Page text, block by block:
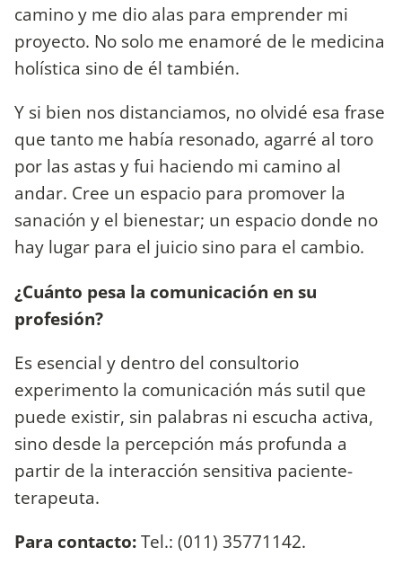
camino y me dio alas para emprender mi
proyecto. No solo me enamoré de le medicina
holística sino de él también.
Y si bien nos distanciamos, no olvidé esa frase
que tanto me había resonado, agarré al toro
por las astas y fui haciendo mi camino al
andar. Cree un espacio para promover la
sanación y el bienestar; un espacio donde no
hay lugar para el juicio sino para el cambio.
¿Cuánto pesa la comunicación en su
profesión?
Es esencial y dentro del consultorio
experimento la comunicación más sutil que
puede existir, sin palabras ni escucha activa,
sino desde la percepción más profunda a
partir de la interacción sensitiva paciente-
terapeuta.
Para contacto:Tel.: (011) 35771142.